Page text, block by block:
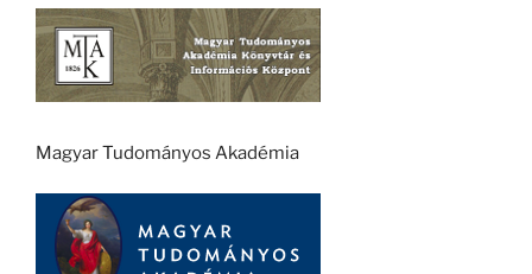
Magyar Tudományos Akadémia